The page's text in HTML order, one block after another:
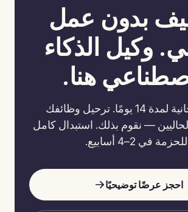
بدون عمل
وكيل الذكاء
هنا.
تجربة مجانية لمدة 14 يومًا. ترحيل وظائفك
— نقوم بذلك. استبدال كامل
للحزمة في 2–4 أسابيع.
احجز عرضًا توضيحيًا